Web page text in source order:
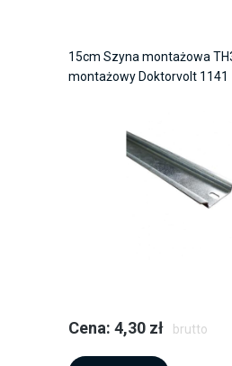
15cm Szyna montażowa
montażowy Doktorvolt 1141
Cena: 4,30 zł brutto